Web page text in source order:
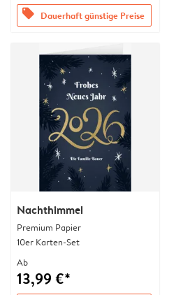
offers Dauerhaft günstige Preise
Nachthimmel
Premium Papier
10er Karten-Set
Ab
13,99 €*